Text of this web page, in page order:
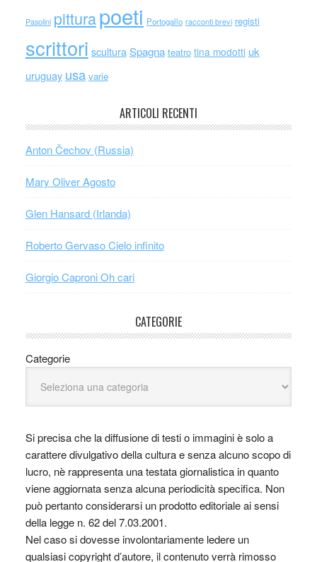
Pasolini pitturapoeti Portogallo racconti brevi registi
scrittori scultura Spagna teatro tina modotti uk
uruguay usa varie
ARTICOLI RECENTI
Anton Čechov (Russia)
Mary Oliver Agosto
Glen Hansard (Irlanda)
Roberto Gervaso Cielo infinito
Giorgio Caproni Oh cari
CATEGORIE
Categorie
Si precisa che la diffusione di testi o immagini è solo a
carattere divulgativo della cultura e senza alcuno scopo di
lucro, nè rappresenta una testata giornalistica in quanto
viene aggiornata senza alcuna periodicità specifica. Non
può pertanto considerarsi un prodotto editoriale ai sensi
della legge n. 62 del 7.03.2001.
Nel caso si dovesse involontariamente ledere un
qualsiasi copyright d’autore, il contenuto verrà rimosso